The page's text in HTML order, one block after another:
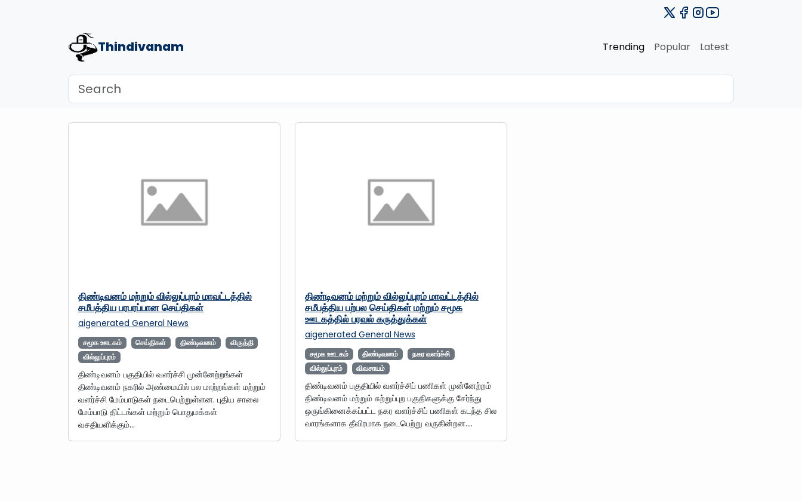
Thindivanam Trending Popular Latest
திண்டிவனம் மற்றும் வில்லுப்புரம் மாவட்டத்தில்
சமீபத்திய பரபரப்பான செய்திகள்
aigenerated General News
சமூக ஊடகம் செய்திகள் திண்டிவனம்
விருத்தி
வில்லுப்புரம்
திண்டிவனம் பகுதியில் வளர்ச்சி முன்னேற்றங்கள்
திண்டிவனம் நகரில் அண்மையில் பல மாற்றங்கள் மற்றும்
வளர்ச்சி மேம்பாடுகள் நடைபெற்றுள்ளன. புதிய சாலை
மேம்பாடு திட்டங்கள் மற்றும் பொதுமக்கள்
வசதியளிக்கும்…
திண்டிவனம் மற்றும் வில்லுப்புரம் மாவட்டத்தில்
சமீபத்திய பற்பல செய்திகள் மற்றும் சமூக
ஊடகத்தில் பரவல் கருத்துக்கள்
aigenerated General News
சமூக ஊடகம் திண்டிவனம்
நகர வளர்ச்சி
வில்லுப்புரம்
விவசாயம்
திண்டிவனம் பகுதியில் வளர்ச்சிப் பணிகள் முன்னேற்றம்
திண்டிவனம் மற்றும் சுற்றுப்புற பகுதிகளுக்கு சேர்ந்து
ஒருங்கினைக்கப்பட்ட நகர வளர்ச்சிப் பணிகள் கடந்த சில
வாரங்களாக தீவிரமாக நடைபெற்று வருகின்றன.…